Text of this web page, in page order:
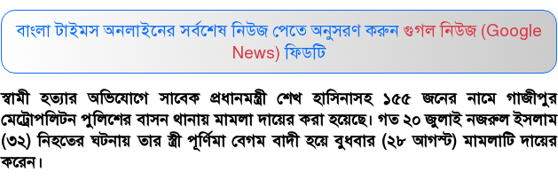
বাংলা টাইমস অনলাইনের সর্বশেষ নিউজ পেতে অনুসরণ করুন গুগল নিউজ (Google
News) ফিডটি
স্বামী হত্যার অভিযোগে সাবেক প্রধানমন্ত্রী শেখ হাসিনাসহ ১৫৫ জনের নামে গাজীপুর
মেট্রোপলিটন পুলিশের বাসন থানায় মামলা দায়ের করা হয়েছে। গত ২০ জুলাই নজরুল ইসলাম
(৩২) নিহতের ঘটনায় তার স্ত্রী পূর্ণিমা বেগম বাদী হয়ে বুধবার (২৮ আগস্ট) মামলাটি দায়ের
করেন।